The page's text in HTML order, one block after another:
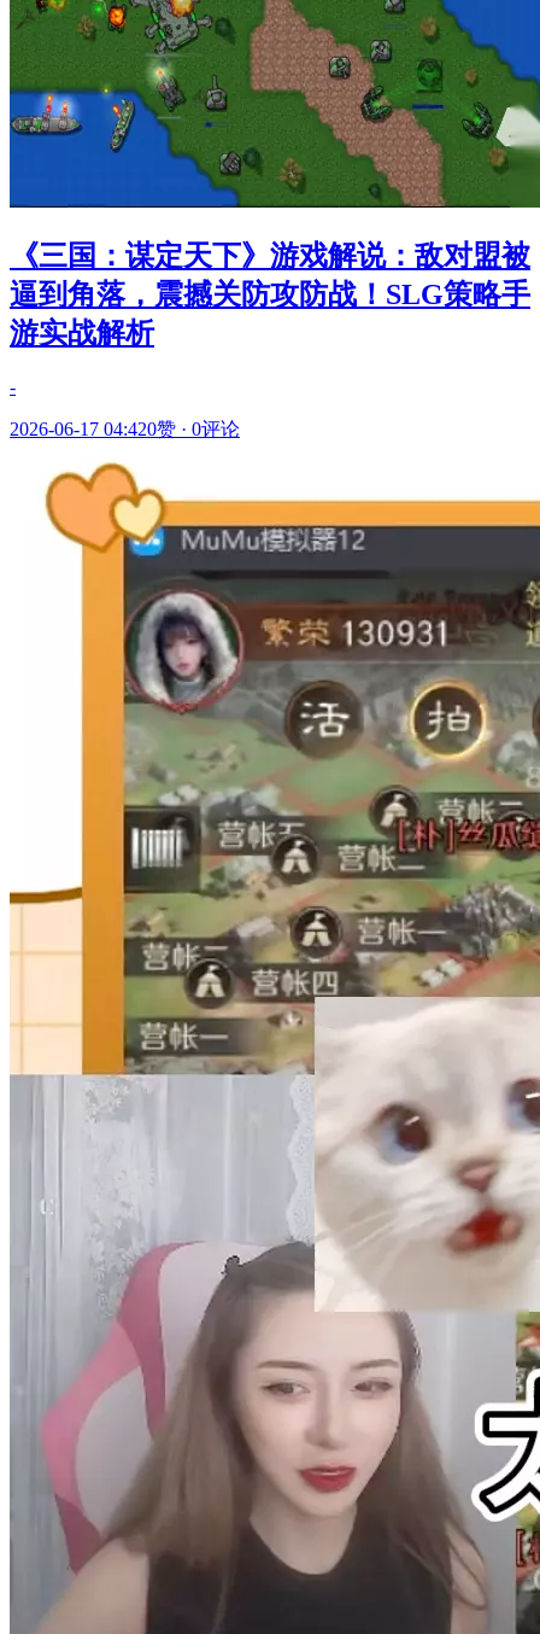
《三国：谋定天下》游戏解说：敌对盟被
逼到角落，震撼关防攻防战！SLG策略手
游实战解析
-
2026-06-17 04:420赞 · 0评论